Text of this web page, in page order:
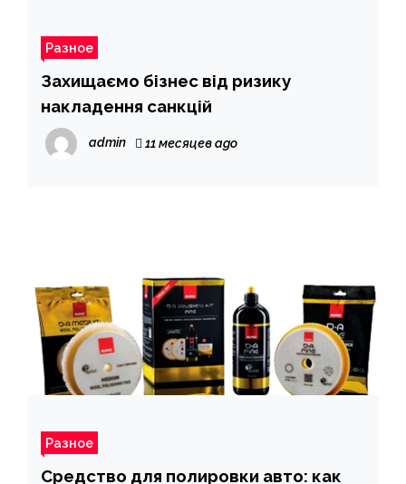
Разное
Захищаємо бізнес від ризику
накладення санкцій
admin 11 месяцев ago
Разное
Средство для полировки авто: как